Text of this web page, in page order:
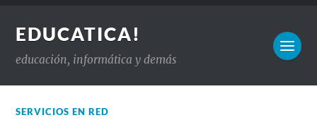
EDUCATICA!
educación, informática y demás
SERVICIOS EN RED